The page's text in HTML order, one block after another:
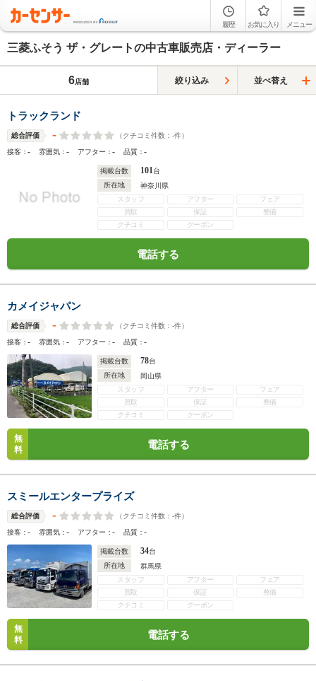
履歴 お気に入り メニュー
三菱ふそう ザ・グレートの中古車販売店・ディーラー
6店舗 絞り込み 並べ替え
トラックランド
総合評価 - （クチコミ件数： -件）
接客：- 雰囲気：- アフター：- 品質：-
掲載台数 101台
所在地
神奈川県
スタッフ
アフター
フェア
買取
保証
整備
クチコミ
クーポン
電話する
カメイジャパン
総合評価 - （クチコミ件数： -件）
接客：- 雰囲気：- アフター：- 品質：-
掲載台数 78台
所在地
岡山県
スタッフ
アフター
フェア
買取
保証
整備
クチコミ
クーポン
無
料
電話する
スミールエンタープライズ
総合評価 - （クチコミ件数： -件）
接客：- 雰囲気：- アフター：- 品質：-
掲載台数 34台
所在地
群馬県
スタッフ
アフター
フェア
買取
保証
整備
クチコミ
クーポン
無
料
電話する